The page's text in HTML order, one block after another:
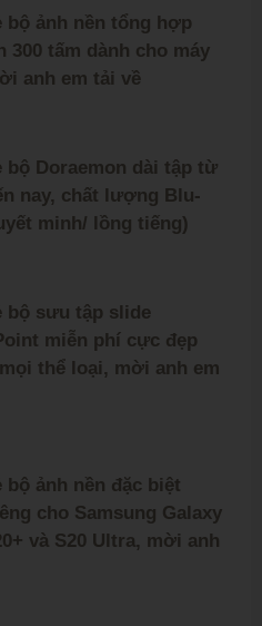
bộ ảnh nền tổng hợp
300 tấm dành cho máy
anh em tải về
bộ Doraemon dài tập từ
nay, chất lượng Blu-
minh/ lồng tiếng)
bộ sưu tập slide
miễn phí cực đẹp
thể loại, mời anh em
bộ ảnh nền đặc biệt
cho Samsung Galaxy
và S20 Ultra, mời anh